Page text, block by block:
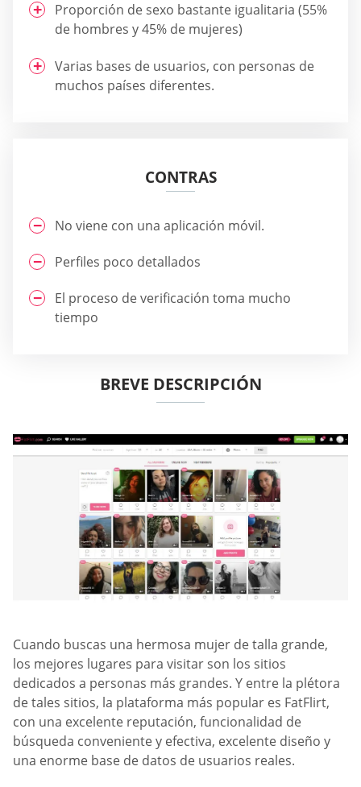
Proporción de sexo bastante igualitaria (55%
de hombres y 45% de mujeres)
Varias bases de usuarios, con personas de
muchos países diferentes.
CONTRAS
No viene con una aplicación móvil.
Perfiles poco detallados
El proceso de verificación toma mucho
tiempo
BREVE DESCRIPCIÓN
Cuando buscas una hermosa mujer de talla grande,
los mejores lugares para visitar son los sitios
dedicados a personas más grandes. Y entre la plétora
de tales sitios, la plataforma más popular es FatFlirt,
con una excelente reputación, funcionalidad de
búsqueda conveniente y efectiva, excelente diseño y
una enorme base de datos de usuarios reales.